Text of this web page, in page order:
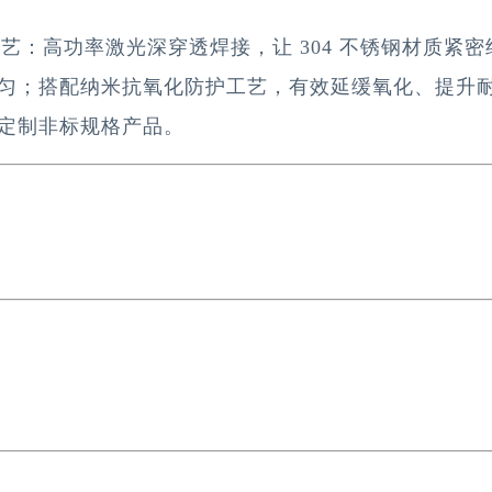
：高功率激光深穿透焊接，让 304 不锈钢材质紧密
搭配纳米抗氧化防护工艺，有效延缓氧化、提升
制非标规格产品。